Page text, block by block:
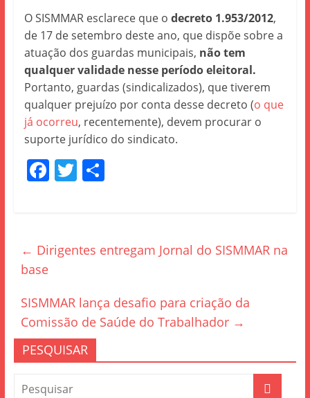
O SISMMAR esclarece que o decreto 1.953/2012,
de 17 de setembro deste ano, que dispõe sobre a
atuação dos guardas municipais, não tem
qualquer validade nesse período eleitoral.
Portanto, guardas (sindicalizados), que tiverem
qualquer prejuízo por conta desse decreto (o que
já ocorreu, recentemente), devem procurar o
suporte jurídico do sindicato.
F
b
o
k
T S
← Dirigentes entregam Jornal do SISMMAR na
base
SISMMAR lança desafio para criação da
Comissão de Saúde do Trabalhador →
PESQUISAR